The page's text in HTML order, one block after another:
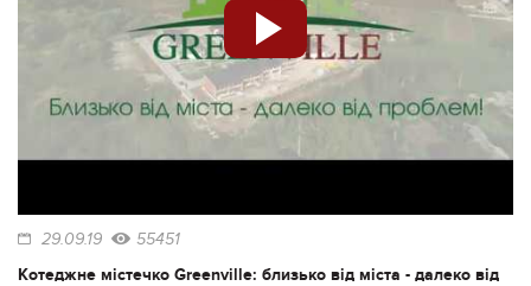
29.09.19 55451
Котеджне містечко Greenville: близько від міста - далеко від